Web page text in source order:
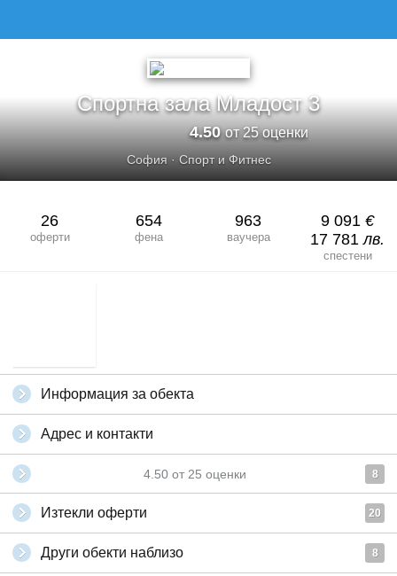
Спортна зала Младост 3
4.50от 25 оценки
София· Спорт и Фитнес
26
оферти
654
фена
963
ваучера
9 091 €
17 781лв.
спестени
Информация за обекта
Адрес и контакти
4.50 от 25 оценки 8
Изтекли оферти 20
Други обекти наблизо 8